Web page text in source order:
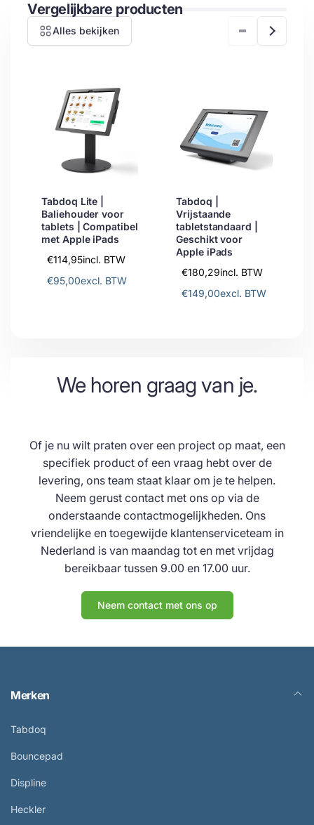
Vergelijkbare producten
Alles bekijken
Tabdoq Lite |
Baliehouder voor
tablets | Compatibel
met Apple iPads
€114,95incl. BTW
€95,00excl. BTW
Tabdoq |
Vrijstaande
tabletstandaard |
Geschikt voor
Apple iPads
€180,29incl. BTW
€149,00excl. BTW
We horen graag van je.
Of je nu wilt praten over een project op maat, een
specifiek product of een vraag hebt over de
levering, ons team staat klaar om je te helpen.
Neem gerust contact met ons op via de
onderstaande contactmogelijkheden. Ons
vriendelijke en toegewijde klantenserviceteam in
Nederland is van maandag tot en met vrijdag
bereikbaar tussen 9.00 en 17.00 uur.
Neem contact met ons op
Merken
Tabdoq
Bouncepad
Displine
Heckler